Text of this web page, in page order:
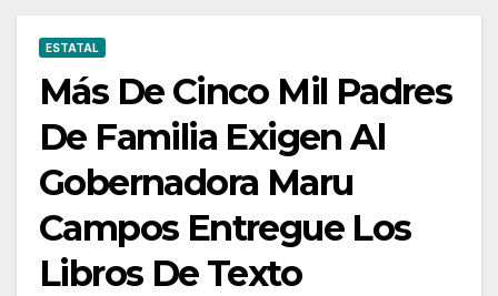
ESTATAL
Más De Cinco Mil Padres
De Familia Exigen Al
Gobernadora Maru
Campos Entregue Los
Libros De Texto